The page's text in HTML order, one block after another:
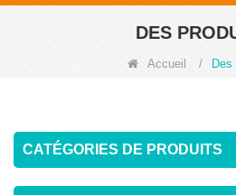
DES
Accueil / Des
CATÉGORIES DE PRODUITS